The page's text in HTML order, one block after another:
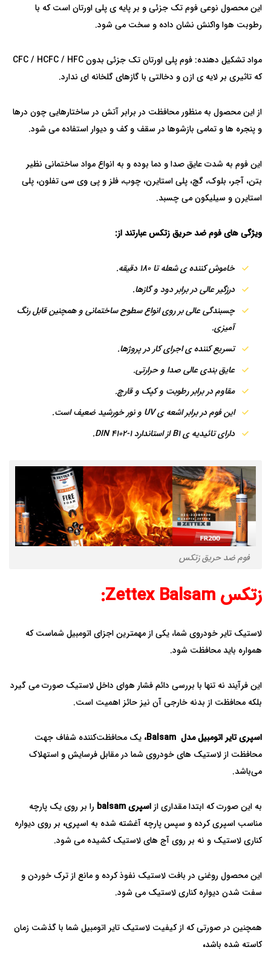
این محصول نوعی فوم تک جزئی و بر پایه ی پلی اورتان است که با
رطوبت هوا واکنش نشان داده و سخت می شود.
مواد تشکیل دهنده: فوم پلی اورتان تک جزئی بدون CFC / HCFC / HFC
که تاثیری بر لایه ی ازن و دخالتی با گازهای گلخانه ای ندارد.
از این محصول به منظور محافظت در برابر آتش در ساختارهایی چون درها
و پنجره ها و تمامی بازشوها در سقف و کف و دیوار استفاده می شود.
این فوم به شدت عایق صدا و دما بوده و به انواع مواد ساختمانی نظیر
بتن، آجر، بلوک، گچ، پلی استایرن، چوب، فلز و پی وی سی تفلون، پلی
استایرن و سیلیکون می چسبد.
ویژگی های فوم ضد حریق زتکس عبارتند از:
خاموش کننده ی شعله تا 180 دقیقه.
درزگیر عالی در برابر دود و گازها.
چسبندگی عالی بر روی انواع سطوح ساختمانی و همچنین قابل رنگ
آمیزی.
تسریع کننده ی اجرای کار در پروژها.
عایق بندی عالی صدا و حرارتی.
مقاوم در برابر رطوبت و کپک و قارچ.
این فوم در برابر اشعه ی UV و نور خورشید ضعیف است.
دارای تائیدیه ی B1 از استاندارد DIN 4102-1.
فوم ضد حریق زتکس
زتکس Zettex Balsam:
لاستیک تایر خودروی شما، یکی از مهمترین اجزای اتومبیل شماست که
همواره باید محافظت شود.
این فرآیند نه تنها با بررسی دائم فشار هوای داخل لاستیک صورت می گیرد
بلکه محافظت از بدنه خارجی آن نیز حائز اهمیت است.
اسپری تایر اتومبیل مدل Balsam ، یک محافظت‌کننده شفاف جهت
محافظت از لاستیک‌ های خودروی شما در مقابل فرسایش و استهلاک
می‌باشد.
به این صورت که ابتدا مقداری از اسپری
را بر روی یک پارچه
مناسب اسپری کرده و سپس پارچه آغشته شده به اسپری، بر روی دیواره
کناری لاستیک و نه بر روی آج های لاستیک کشیده می شود.
این محصول روغنی در بافت لاستیک نفوذ کرده و مانع از ترک خوردن و
سفت شدن دیواره کناری لاستیک می شود.
همچنین در صورتی که از کیفیت لاستیک تایر اتومبیل شما با گذشت زمان
کاسته شده باشد،